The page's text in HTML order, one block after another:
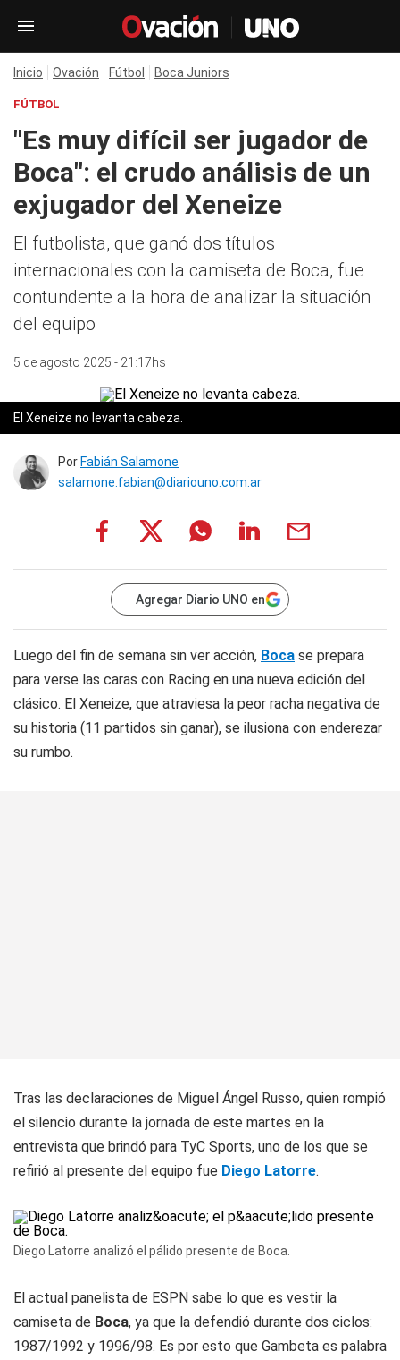
Inicio Ovación Fútbol Boca Juniors
FÚTBOL
"Es muy difícil ser jugador de
Boca": el crudo análisis de un
exjugador del Xeneize
El futbolista, que ganó dos títulos
internacionales con la camiseta de Boca, fue
contundente a la hora de analizar la situación
del equipo
5 de agosto 2025 - 21:17hs
El Xeneize no levanta cabeza.
Por Fabián Salamone
salamone.fabian@diariouno.com.ar
Agregar Diario UNO en
Luego del fin de semana sin ver acción, Boca se prepara
para verse las caras con Racing en una nueva edición del
clásico. El Xeneize, que atraviesa la peor racha negativa de
su historia (11 partidos sin ganar), se ilusiona con enderezar
su rumbo.
Tras las declaraciones de Miguel Ángel Russo, quien rompió
el silencio durante la jornada de este martes en la
entrevista que brindó para TyC Sports, uno de los que se
refirió al presente del equipo fue Diego Latorre.
Diego Latorre analizó el pálido presente de Boca.
El actual panelista de ESPN sabe lo que es vestir la
camiseta de Boca, ya que la defendió durante dos ciclos:
1987/1992 y 1996/98. Es por esto que Gambeta es palabra